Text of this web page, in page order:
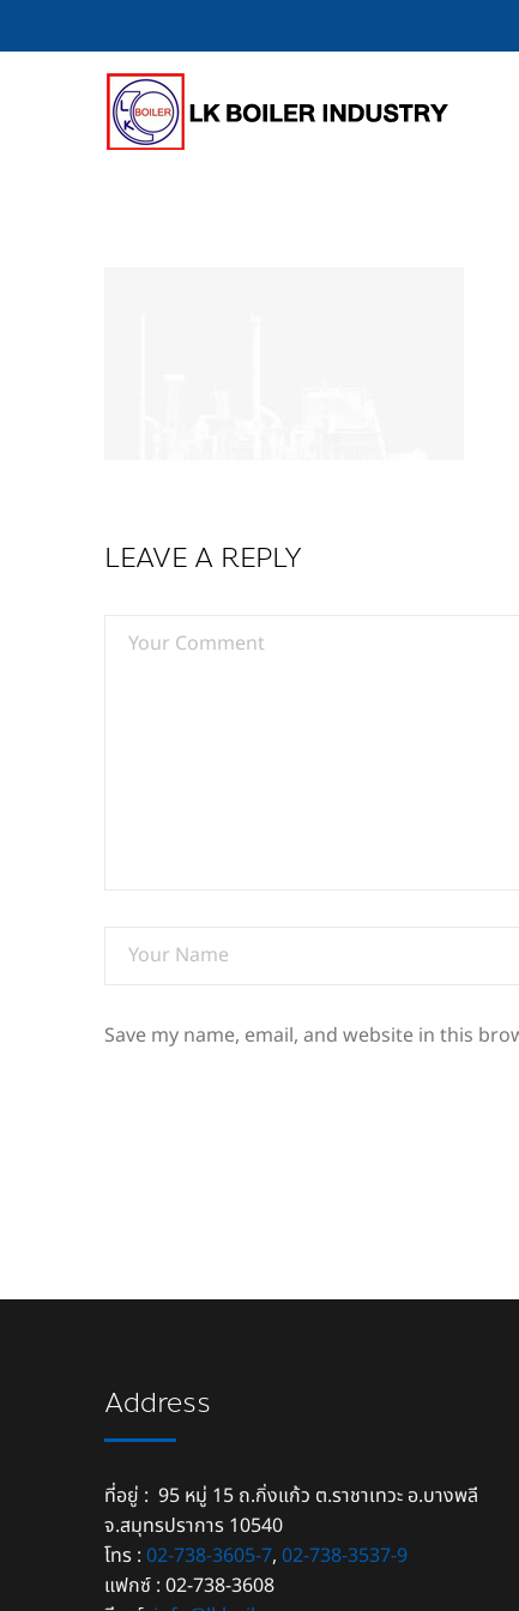
LEAVE A REPLY
Save my name, email, and website in this
Address
ที่อยู่ : 95 หมู่ 15 ถ.กิ่งแก้ว ต.ราชาเทวะ อ.บางพลี
จ.สมุทรปราการ 10540
โทร : 02-738-3605-7, 02-738-3537-9
แฟกซ์ : 02-738-3608